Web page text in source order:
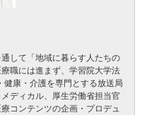
して「地域に暮らす人たちの
職には進まず、学習院大学法
康・介護を専門とする放送局
ディカル、厚生労働省担当官
コンテンツの企画・プロデュ